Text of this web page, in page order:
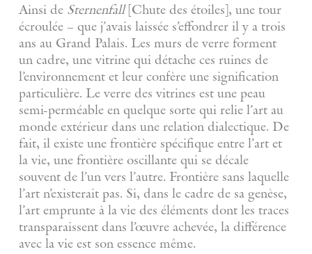
Ainsi de Sternenfall[Chute des étoiles], une tour
écroulée – que j’avais laissée s’effondrer il y a trois
ans au Grand Palais. Les murs de verre forment
un cadre, une vitrine qui détache ces ruines de
l’environnement et leur confère une signification
particulière. Le verre des vitrines est une peau
semi-perméable en quelque sorte qui relie l’art au
monde extérieur dans une relation dialectique. De
fait, il existe une frontière spécifique entre l’art et
la vie, une frontière oscillante qui se décale
souvent de l’un vers l’autre. Frontière sans laquelle
l’art n’existerait pas. Si, dans le cadre de sa genèse,
l’art emprunte à la vie des éléments dont les traces
transparaissent dans l’œuvre achevée, la différence
avec la vie est son essence même.